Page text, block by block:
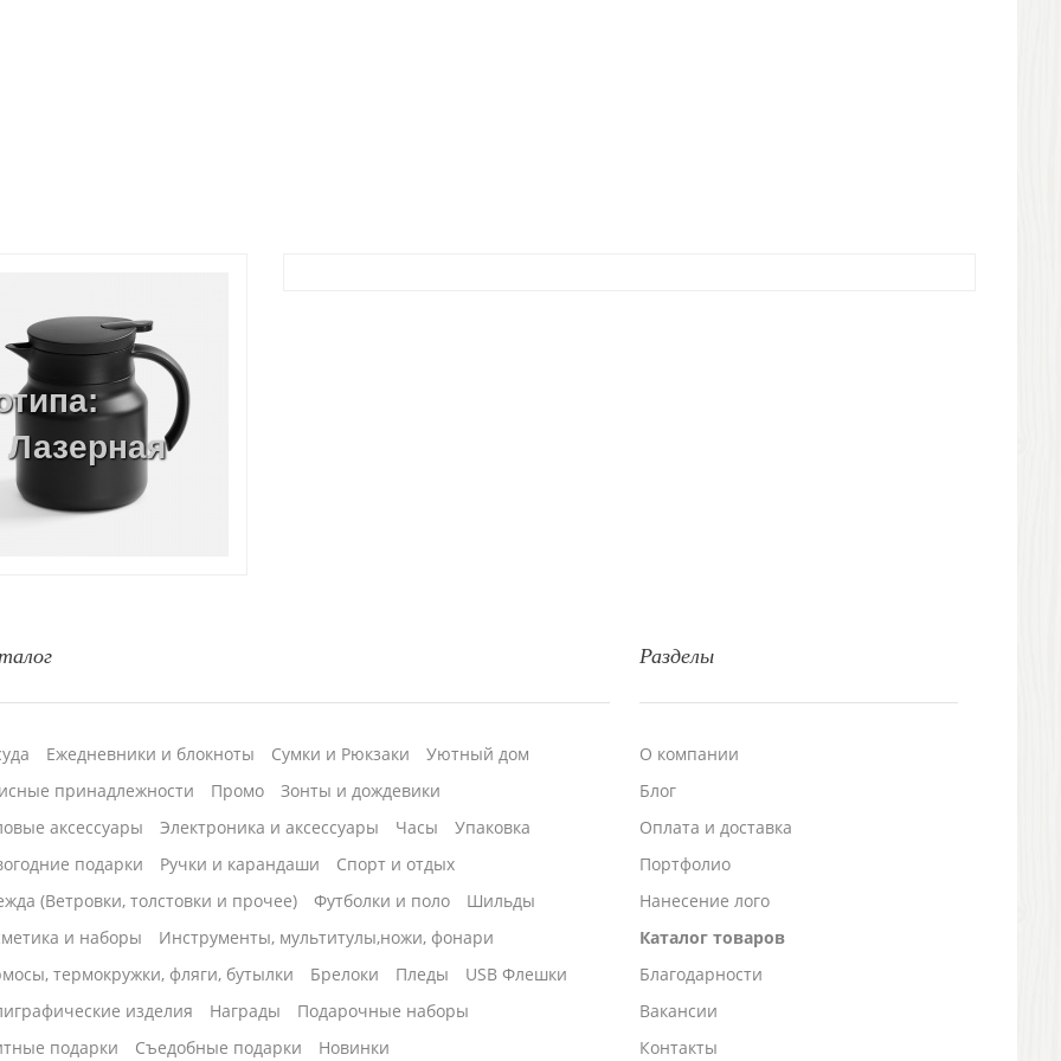
Лазерная
Разделы
О компании
Блог
Оплата и доставка
Портфолио
Нанесение лого
Каталог товаров
Благодарности
Вакансии
Контакты
Ежедневники и блокноты Сумки и Рюкзаки
Уютный дом
принадлежности
Промо
Зонты и дождевики
аксессуары
Электроника и аксессуары Часы
Упаковка
подарки
Ручки и карандаши
Спорт и отдых
(Ветровки, толстовки и прочее)
Футболки и поло
Шильды
и наборы
Инструменты, мультитулы,ножи, фонари
термокружки, фляги, бутылки
Брелоки Пледы
USB Флешки
изделия
Награды
Подарочные наборы
подарки
Cъедобные подарки Новинки